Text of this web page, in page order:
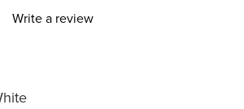
Write a review